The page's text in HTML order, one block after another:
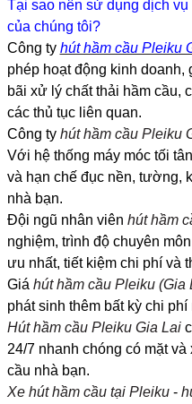
Tại sao nên sử dụng dịch
của chúng tôi?
Công ty hút hầm cầu Pleiku
phép hoạt động kinh doanh,
bãi xử lý chất thải hầm cầu,
các thủ tục liên quan.
Công ty hút hầm cầu Pleiku
Với hệ thống máy móc tối
và hạn chế đục nền, tường,
nhà bạn.
Đội ngũ nhân viên hút hầm
nghiệm, trình độ chuyên
ưu nhất, tiết kiệm chi phí và
Giá hút hầm cầu Pleiku (Gia
phát sinh thêm bất kỳ chi phí
Hút hầm cầu Pleiku Gia Lai
24/7 nhanh chóng có mặt
cầu nhà bạn.
Xe hút hầm cầu tại Pleiku-